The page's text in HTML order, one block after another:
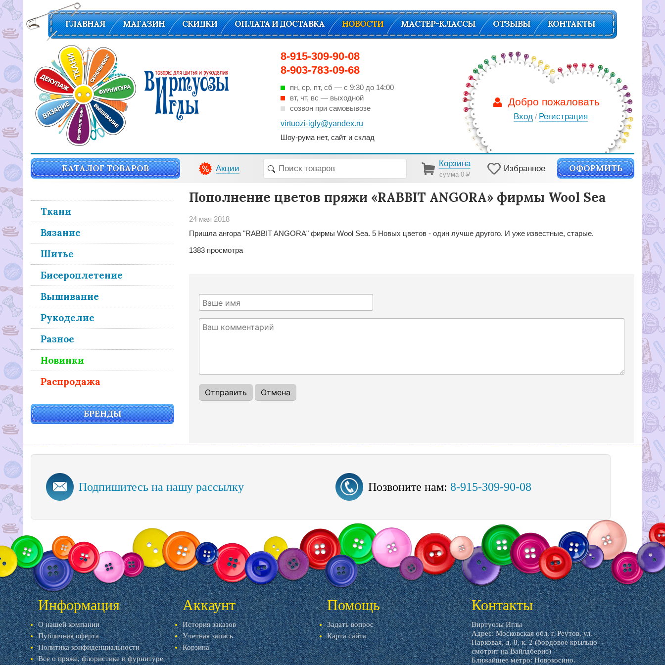
8-915-309-90-08
8-903-783-09-68
пн, ср, пт, cб — с 9:30 до 14:00
вт, чт, вс — выходной
созвон при самовывозе
virtuozi-igly@yandex.ru
Шоу-рума нет, сайт и склад
ГЛАВНАЯ МАГАЗИН СКИДКИ ОПЛАТА И ДОСТАВКА НОВОСТИ МАСТЕР-КЛАССЫ ОТЗЫВЫ КОНТАКТЫ
Добро пожаловать
Вход / Регистрация
КАТАЛОГ ТОВАРОВ Акции
Корзина
сумма 0Р
Избранное ОФОРМИТЬ
Ткани
Вязание
Шитье
Бисероплетение
Вышивание
Рукоделие
Разное
Новинки
Распродажа
БРЕНДЫ
Пополнение цветов пряжи «RABBIT ANGORA» фирмы Wool Sea
24 мая 2018
Пришла ангора "RABBIT ANGORA" фирмы Wool Sea. 5 Новых цветов - один лучше другого. И уже известные, старые.
1383 просмотра
Подпишитесь на нашу рассылку Позвоните нам: 8-915-309-90-08
Информация
О нашей компании
Публичная оферта
Политика конфиденциальности
Все о пряже, флористике и фурнитуре
Аккаунт
История заказов
Учетная запись
Корзина
Помощь
Задать вопрос
Карта сайта
Контакты
Виртуозы Иглы
Адрес: Московская обл, г. Реутов, ул.
Парковая, д. 8, к. 2 (бордовое крыльцо
смотрит на Вайлдберис)
Ближайшее метро: Новокосино.